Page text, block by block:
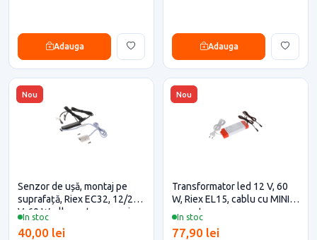
Adauga Adauga
Nou
In stoc
Senzor de ușă, montaj pe
suprafață, Riex EC32, 12/24
V, 60 W, alb pentru casa si
40,00 lei
Nou
In stoc
Transformator led 12 V, 60
W, Riex EL15, cablu cu MINI
conector
77,90 lei